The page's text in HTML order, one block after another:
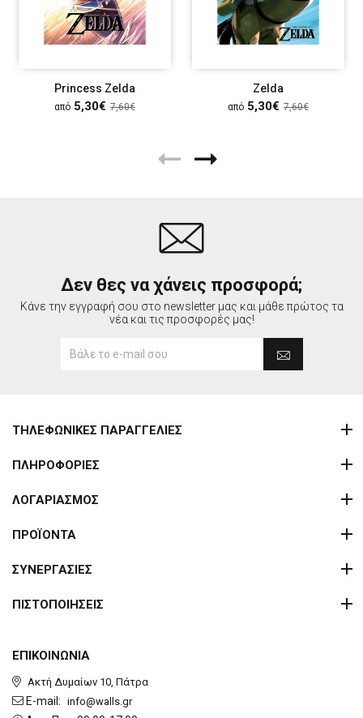
Princess Zelda
από 5,30€ 7,60€
Zelda
από 5,30€ 7,60€
Δεν θες να χάνεις προσφορά;
Κάνε την εγγραφή σου στο newsletter μας και μάθε πρώτος τα
νέα και τις προσφορές μας!
ΕΠΙΚΟΙΝΩΝΙΑ
Ακτή Δυμαίων 10, Πάτρα
E-mail: info@walls.gr
ΤΗΛΕΦΩΝΙΚΕΣ ΠΑΡΑΓΓΕΛΙΕΣ
ΠΛΗΡΟΦΟΡΙΕΣ
ΛΟΓΑΡΙΑΣΜΟΣ
ΠΡΟΪΟΝΤΑ
ΣΥΝΕΡΓΑΣΙΕΣ
ΠΙΣΤΟΠΟΙΗΣΕΙΣ